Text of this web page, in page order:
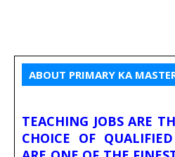
ABOUT PRIMARY KA
TEACHING JOBS ARE
CHOICE OF